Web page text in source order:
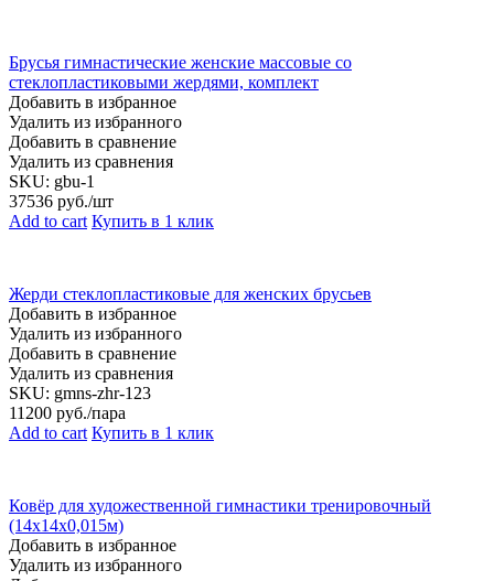
Брусья гимнастические женские массовые со
стеклопластиковыми жердями, комплект
Добавить в избранное
Удалить из избранного
Добавить в сравнение
Удалить из сравнения
SKU: gbu-1
37536 руб./шт
Add to cart Купить в 1 клик
Жерди стеклопластиковые для женских брусьев
Добавить в избранное
Удалить из избранного
Добавить в сравнение
Удалить из сравнения
SKU: gmns-zhr-123
11200 руб./пара
Add to cart Купить в 1 клик
Ковёр для художественной гимнастики тренировочный
(14х14х0,015м)
Добавить в избранное
Удалить из избранного